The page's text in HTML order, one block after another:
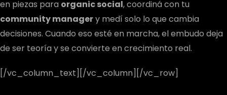
en piezas para organic social, coordiná con tu
community managery medí solo lo que cambia
decisiones. Cuando eso esté en marcha, el embudo deja
de ser teoría y se convierte en crecimiento real.
[/vc_column_text][/vc_column][/vc_row]